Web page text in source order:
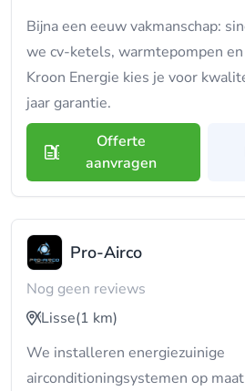
Bijna een eeuw vakmanschap:
we cv-ketels, warmtepompen
Kroon Energie kies je voor
jaar garantie.
Offerte
aanvragen
Pro-Airco
Nog geen reviews
Lisse(1 km)
We installeren energiezuinige
airconditioningsystemen op